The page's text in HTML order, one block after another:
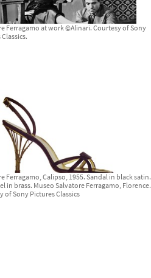
Ferragamo at work ©Alinari. Courtesy of Sony
Ferragamo, Calipso, 1955. Sandal in black satin.
in brass. Museo Salvatore Ferragamo, Florence.
of Sony Pictures Classics